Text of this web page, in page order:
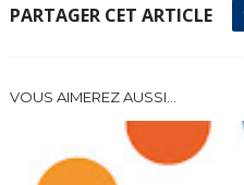
PARTAGER CET ARTICLE
VOUS AIMEREZ AUSSI...